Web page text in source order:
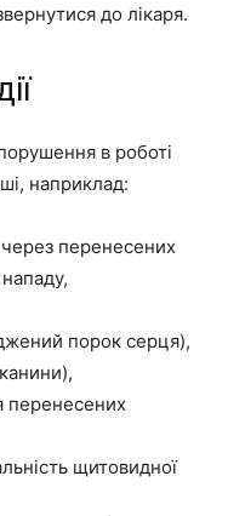
до лікаря.
в роботі
наприклад:
перенесених
порок серця),
перенесених
щитовидної